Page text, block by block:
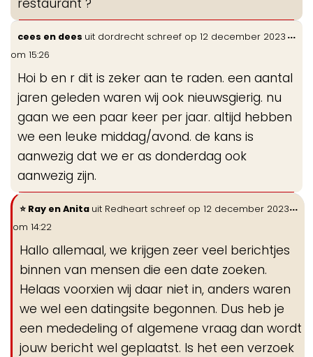
cees en dees uit dordrecht schreef op 12 december 2023
om 15:26
Hoi b en r dit is zeker aan te raden. een aantal
jaren geleden waren wij ook nieuwsgierig. nu
gaan we een paar keer per jaar. altijd hebben
we een leuke middag/avond. de kans is
aanwezig dat we er as donderdag ook
aanwezig zijn.
...
Ray en Anita uit Redheart schreef op 12 december 2023
om 14:22
Hallo allemaal, we krijgen zeer veel berichtjes
binnen van mensen die een date zoeken.
Helaas voorxien wij daar niet in, anders waren
we wel een datingsite begonnen. Dus heb je
een mededeling of algemene vraag dan wordt
jouw bericht wel geplaatst. Is het een verzoek
...